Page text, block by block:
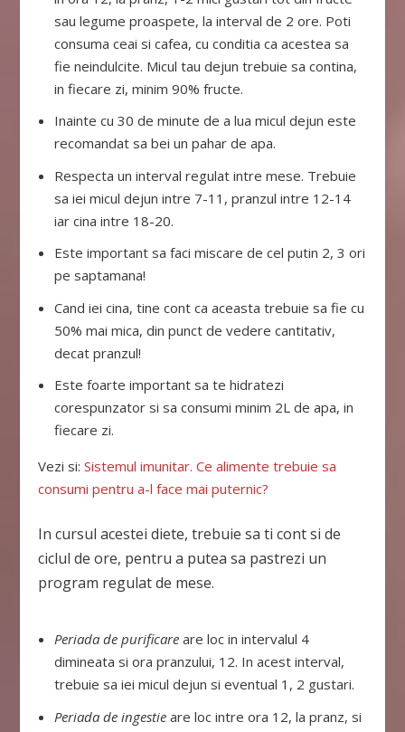
sau legume proaspete, la interval de 2 ore. Poti
consuma ceai si cafea, cu conditia ca acestea sa
fie neindulcite. Micul tau dejun trebuie sa contina,
in fiecare zi, minim 90% fructe.
Inainte cu 30 de minute de a lua micul dejun este
recomandat sa bei un pahar de apa.
Respecta un interval regulat intre mese. Trebuie
sa iei micul dejun intre 7-11, pranzul intre 12-14
iar cina intre 18-20.
Este important sa faci miscare de cel putin 2, 3 ori
pe saptamana!
Cand iei cina, tine cont ca aceasta trebuie sa fie cu
50% mai mica, din punct de vedere cantitativ,
decat pranzul!
Este foarte important sa te hidratezi
corespunzator si sa consumi minim 2L de apa, in
fiecare zi.
Vezi si:Sistemul imunitar. Ce alimente trebuie sa
consumi pentru a-l face mai puternic?
In cursul acestei diete, trebuie sa ti cont si de
ciclul de ore, pentru a putea sa pastrezi un
program regulat de mese.
Periada de purificareare loc in intervalul 4
dimineata si ora pranzului, 12. In acest interval,
trebuie sa iei micul dejun si eventual 1, 2 gustari.
Periada de ingestieare loc intre ora 12, la pranz, si